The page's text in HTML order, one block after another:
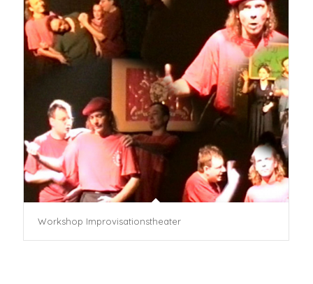
Workshop Improvisationstheater